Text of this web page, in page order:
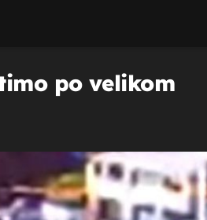
po velikom